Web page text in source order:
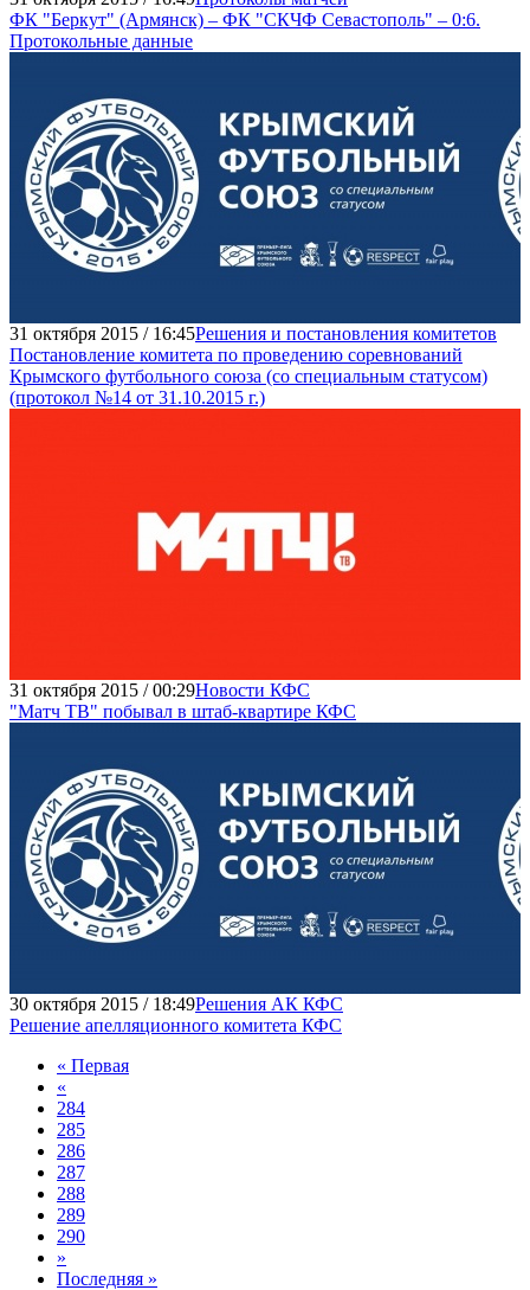
ФК "Беркут" (Армянск) – ФК "СКЧФ Севастополь" – 0:6.
Протокольные данные
31 октября 2015 / 16:45Решения и постановления комитетов
Постановление комитета по проведению соревнований
Крымского футбольного союза (со специальным статусом)
(протокол №14 от 31.10.2015 г.)
31 октября 2015 / 00:29Новости КФС
"Матч ТВ" побывал в штаб-квартире КФС
30 октября 2015 / 18:49Решения АК КФС
Решение апелляционного комитета КФС
« Первая
«
284
285
286
287
288
289
290
»
Последняя »